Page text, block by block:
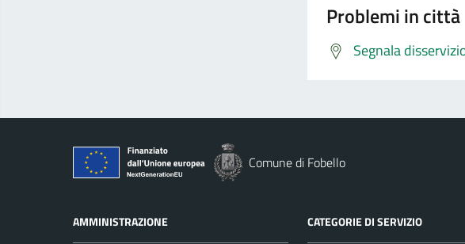
Problemi in città
Segnala
Comune di Fobello
AMMINISTRAZIONE CATEGORIE DI SERVIZIO